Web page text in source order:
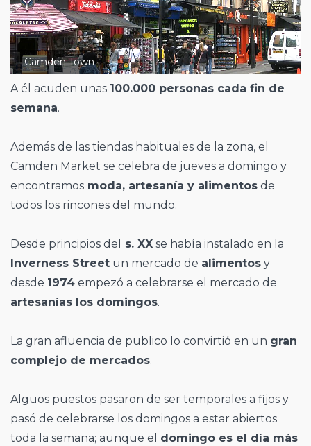
Camden Town
A él acuden unas 100.000 personas cada fin de
semana.
Además de las tiendas habituales de la zona, el
Camden Market se celebra de jueves a domingo y
encontramos moda, artesanía y alimentos de
todos los rincones del mundo.
Desde principios del s. XX se había instalado en la
Inverness Street un mercado de alimentos y
desde 1974 empezó a celebrarse el mercado de
artesanías los domingos.
La gran afluencia de publico lo convirtió en un gran
complejo de mercados.
Alguos puestos pasaron de ser temporales a fijos y
pasó de celebrarse los domingos a estar abiertos
toda la semana; aunque el domingo es el día más